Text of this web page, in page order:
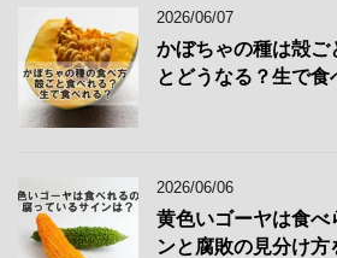
2026/06/07
かぼちゃの種は殻ご
とどうなる？生で食
2026/06/06
黄色いゴーヤは食べ
ンと腐敗の見分け方